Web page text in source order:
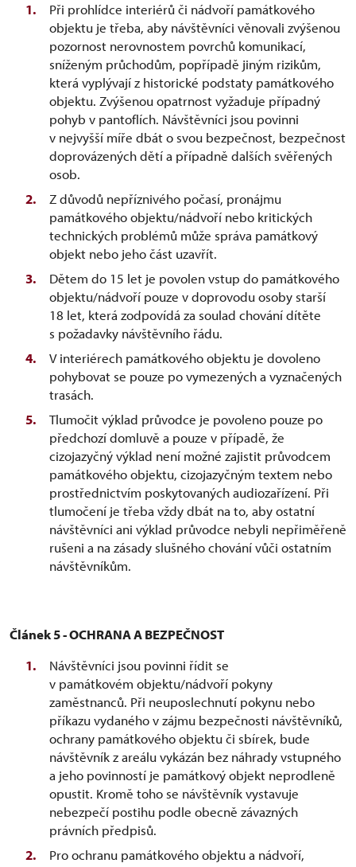
Při prohlídce interiérů či nádvoří památkového
objektu je třeba, aby návštěvníci věnovali zvýšenou
pozornost nerovnostem povrchů komunikací,
sníženým průchodům, popřípadě jiným rizikům,
která vyplývají z historické podstaty památkového
objektu. Zvýšenou opatrnost vyžaduje případný
pohyb v pantoflích. Návštěvníci jsou povinni
v nejvyšší míře dbát o svou bezpečnost, bezpečnost
doprovázených dětí a případně dalších svěřených
osob.
Z důvodů nepříznivého počasí, pronájmu
památkového objektu/nádvoří nebo kritických
technických problémů může správa památkový
objekt nebo jeho část uzavřít.
Dětem do 15 let je povolen vstup do památkového
objektu/nádvoří pouze v doprovodu osoby starší
18 let, která zodpovídá za soulad chování dítěte
s požadavky návštěvního řádu.
V interiérech památkového objektu je dovoleno
pohybovat se pouze po vymezených a vyznačených
trasách.
Tlumočit výklad průvodce je povoleno pouze po
předchozí domluvě a pouze v případě, že
cizojazyčný výklad není možné zajistit průvodcem
památkového objektu, cizojazyčným textem nebo
prostřednictvím poskytovaných audiozařízení. Při
tlumočení je třeba vždy dbát na to, aby ostatní
návštěvníci ani výklad průvodce nebyli nepřiměřeně
rušeni a na zásady slušného chování vůči ostatním
návštěvníkům.
Článek 5 - OCHRANA A BEZPEČNOST
Návštěvníci jsou povinni řídit se
v památkovém objektu/nádvoří pokyny
zaměstnanců. Při neuposlechnutí pokynu nebo
příkazu vydaného v zájmu bezpečnosti návštěvníků,
ochrany památkového objektu či sbírek, bude
návštěvník z areálu vykázán bez náhrady vstupného
a jeho povinností je památkový objekt neprodleně
opustit. Kromě toho se návštěvník vystavuje
nebezpečí postihu podle obecně závazných
právních předpisů.
Pro ochranu památkového objektu a nádvoří,